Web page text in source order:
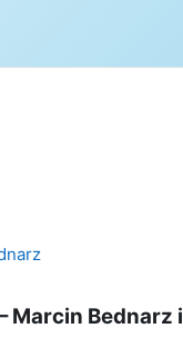
Marcin Bednarz i